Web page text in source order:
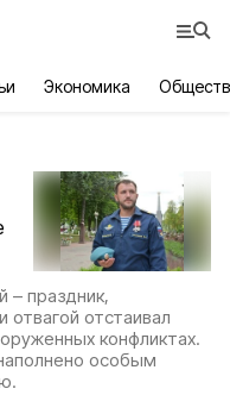
Экономика
– праздник,
отстаивал
конфликтах.
особым